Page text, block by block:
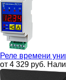
Реле времени
от 4 329 руб.